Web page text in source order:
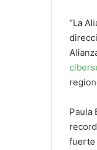
“La
Paula
fuerte